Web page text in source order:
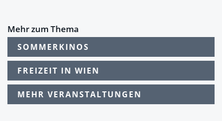
Mehr zum Thema
SOMMERKINOS
FREIZEIT IN WIEN
MEHR VERANSTALTUNGEN